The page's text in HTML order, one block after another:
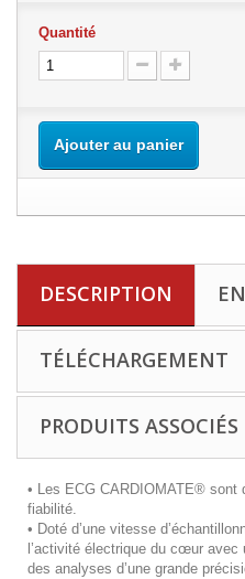
Quantité
Ajouter au panier
DESCRIPTION
TÉLÉCHARGEMENT
PRODUITS ASSOCIÉS
• Les ECG CARDIOMATE® sont
fiabilité.
• Doté d’une vitesse
l’activité électrique du cœur
des analyses d’une grande